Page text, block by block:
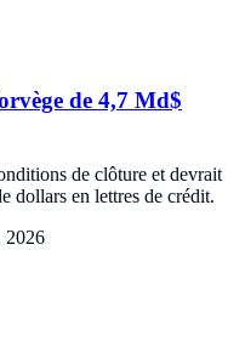
de 4,7 Md$
de clôture et devrait
dollars en lettres de crédit.
2026